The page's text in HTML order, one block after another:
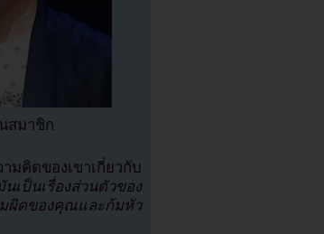
สมาชิก
มคิดของเขาเกี่ยวกับ
นเป็นเรื่องส่วนตัวของ
ผิดของคุณและก้มหัว